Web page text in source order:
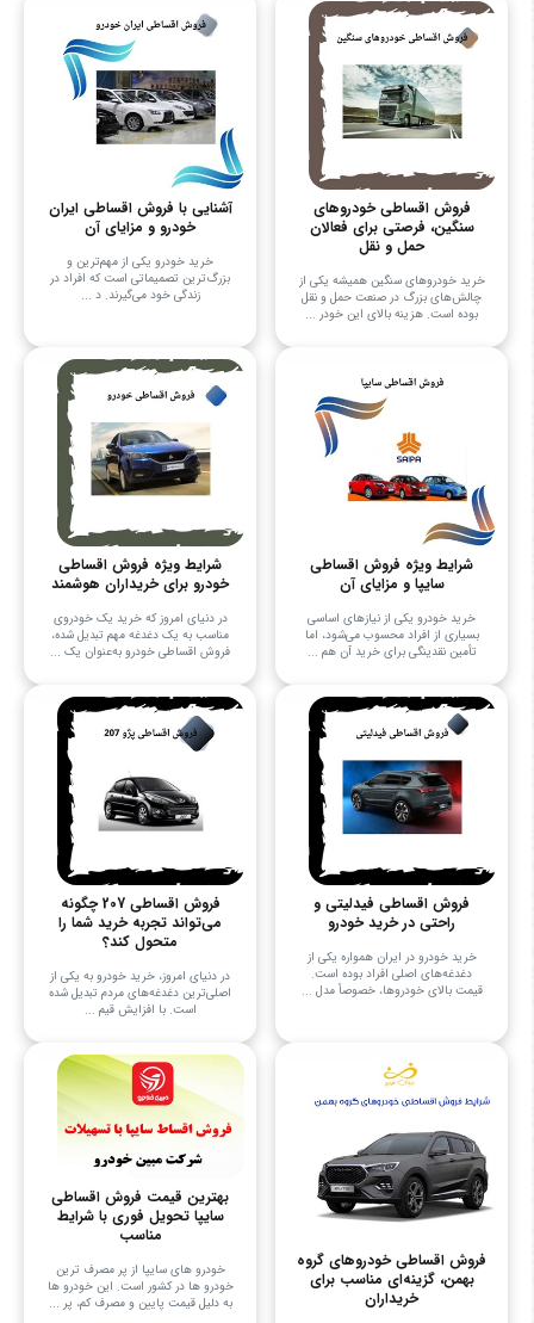
فروش اقساطی خودروهای
سنگین، فرصتی برای فعالان
حمل و نقل
خرید خودروهای سنگین همیشه یکی از
چالش‌های بزرگ در صنعت حمل و نقل
بوده است. هزینه بالای این خودر ...
آشنایی با فروش اقساطی ایران
خودرو و مزایای آن
خرید خودرو یکی از مهم‌ترین و
بزرگ‌ترین تصمیماتی است که افراد در
زندگی خود می‌گیرند. د ...
شرایط ویژه فروش اقساطی
سایپا و مزایای آن
خرید خودرو یکی از نیازهای اساسی
بسیاری از افراد محسوب می‌شود، اما
تأمین نقدینگی برای خرید آن هم ...
شرایط ویژه فروش اقساطی
خودرو برای خریداران هوشمند
در دنیای امروز که خرید یک خودروی
مناسب به یک دغدغه مهم تبدیل شده،
فروش اقساطی خودرو به‌عنوان یک ...
فروش اقساطی فیدلیتی و
راحتی در خرید خودرو
خرید خودرو در ایران همواره یکی از
دغدغه‌های اصلی افراد بوده است.
قیمت بالای خودروها، خصوصاً مدل ...
فروش اقساطی 207 چگونه
می‌تواند تجربه خرید شما را
متحول کند؟
در دنیای امروز، خرید خودرو به یکی از
اصلی‌ترین دغدغه‌های مردم تبدیل شده
است. با افزایش قیم ...
فروش اقساطی خودروهای گروه
بهمن، گزینه‌ای مناسب برای
خریداران
بهترین قیمت فروش اقساطی
سایپا تحویل فوری با شرایط
مناسب
خودرو های سایپا از پر مصرف ترین
خودرو ها در کشور است. این خودرو ها
به دلیل قیمت پایین و مصرف کم، پر ...